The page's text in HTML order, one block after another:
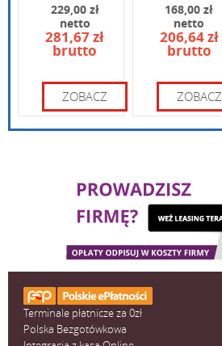
Wpisz kod widoczny na obrazku:
229,00 zł
netto
281,67 zł
brutto
ZOBACZ
168,00 zł
netto
206,64 zł
brutto
ZOBACZ
Terminale płatnicze za 0zł
Polska Bezgotówkowa